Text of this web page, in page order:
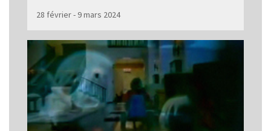
28 février - 9 mars 2024